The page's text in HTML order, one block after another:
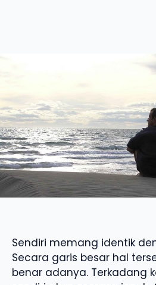
Sendiri memang identik
Secara garis besar hal
benar adanya. Terkadang